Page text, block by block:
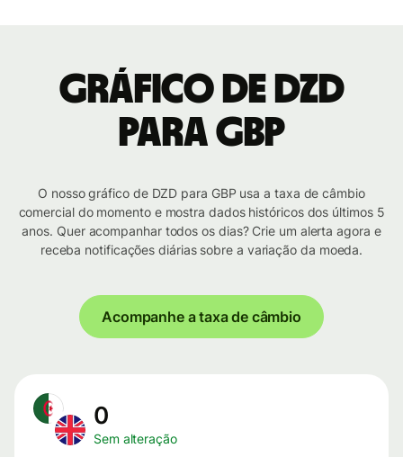
Gráfico de DZD
para GBP
O nosso gráfico de DZD para GBP usa a taxa de câmbio
comercial do momento e mostra dados históricos dos últimos 5
anos. Quer acompanhar todos os dias? Crie um alerta agora e
receba notificações diárias sobre a variação da moeda.
Acompanhe a taxa de câmbio
0
Sem alteração